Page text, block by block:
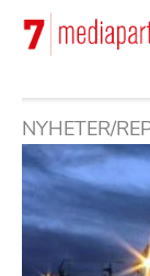
Hoppa
huvudinnehåll
NYHETER/